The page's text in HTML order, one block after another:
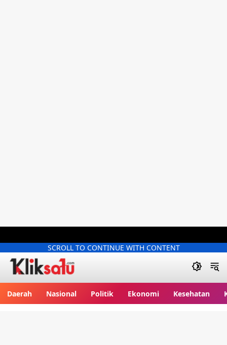
SCROLL TO CONTINUE WITH CONTENT
Daerah Nasional Politik Ekonomi Kesehatan